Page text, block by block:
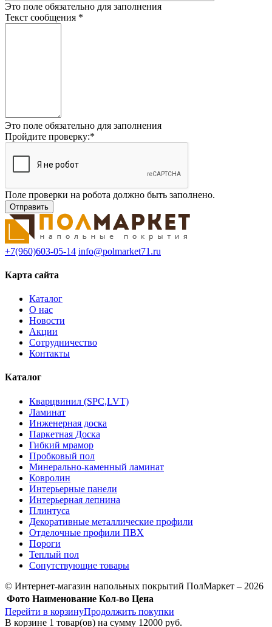
Это поле обязательно для заполнения
Текст сообщения *
Это поле обязательно для заполнения
Пройдите проверку:*
Поле проверки на робота должно быть заполнено.
+7(960)603-05-14 info@polmarket71.ru
Карта сайта
Каталог
О нас
Новости
Акции
Сотрудничество
Контакты
Каталог
Кварцвинил (SPC,LVT)
Ламинат
Инженерная доска
Паркетная Доска
Гибкий мрамор
Пробковый пол
Минерально-каменный ламинат
Ковролин
Интерьерные панели
Интерьерная лепнина
Плинтуса
Декоративные металлические профили
Отделочные профили ПВХ
Пороги
Теплый пол
Сопутствующие товары
© Интернет-магазин напольных покрытий ПолМаркет – 2026
Фото Наименование Кол-во Цена
Перейти в корзинуПродолжить покупки
В корзине 1 товар(ов) на сумму 12000 руб.